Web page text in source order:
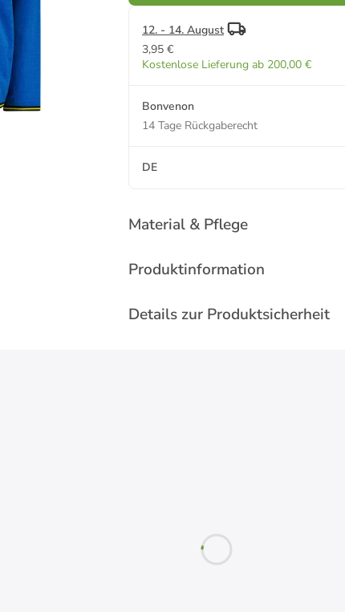
12. - 14. August
3,95 €
Kostenlose Lieferung ab 200,00 €
Bonvenon
14 Tage Rückgaberecht
DE
Material & Pflege
Produktinformation
Details zur Produktsicherheit